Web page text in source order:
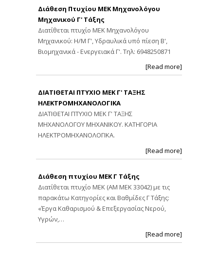
Διάθεση Πτυχίου ΜΕΚ Μηχανολόγου
Μηχανικού Γ' Τάξης
Διατίθεται πτυχίο ΜΕΚ Μηχανολόγου
Μηχανικού: Η/Μ Γ', Υδραυλικά υπό πίεση Β',
Βιομηχανικά - Ενεργειακά Γ'. Τηλ: 6948250871
[Read more]
ΔΙΑΤΙΘΕΤΑΙ ΠΤΥΧΙΟ ΜΕΚ Γ' ΤΑΞΗΣ
ΗΛΕΚΤΡΟΜΗΧΑΝΟΛΟΓΙΚΑ
ΔΙΑΤΙΘΕΤΑΙ ΠΤΥΧΙΟ ΜΕΚ Γ' ΤΑΞΗΣ
ΜΗΧΑΝΟΛΟΓΟΥ ΜΗΧΑΝΙΚΟΥ. ΚΑΤΗΓΟΡΙΑ
ΗΛΕΚΤΡΟΜΗΧΑΝΟΛΟΓΙΚΑ.
[Read more]
Διάθεση πτυχίου ΜΕΚ Γ Τάξης
Διατίθεται πτυχίο ΜΕΚ (ΑΜ ΜΕΚ 33042) με τις
παρακάτω Κατηγορίες και Βαθμίδες Γ Τάξης:
«Έργα Καθαρισμού & Επεξεργασίας Νερού,
Υγρών,…
[Read more]